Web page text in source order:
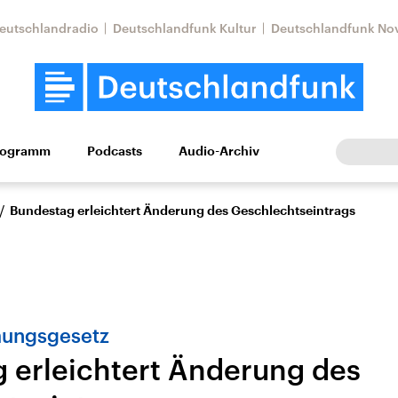
Deutschlandfunk Kultur Deutschlandfunk
Wissen Kultur Europa
Beiträge,
Nahostkonflikt
Iran
Aktuelle Lage und
Podcasts Audio-Archiv
/ Bundestag erleichtert Änderung des Geschlechtseintrags
erleichtert Änderung des